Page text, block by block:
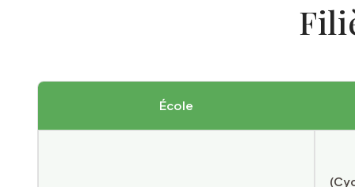
École